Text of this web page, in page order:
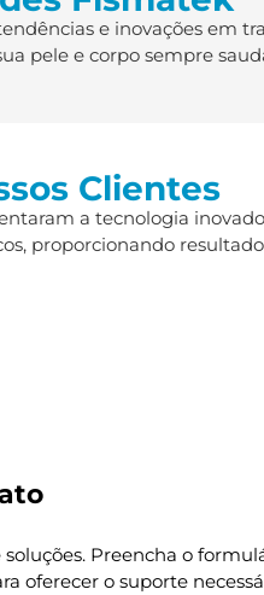
e inovações em
pele e corpo sempre
Clientes
a tecnologia
proporcionando
Preencha o
oferecer o suporte